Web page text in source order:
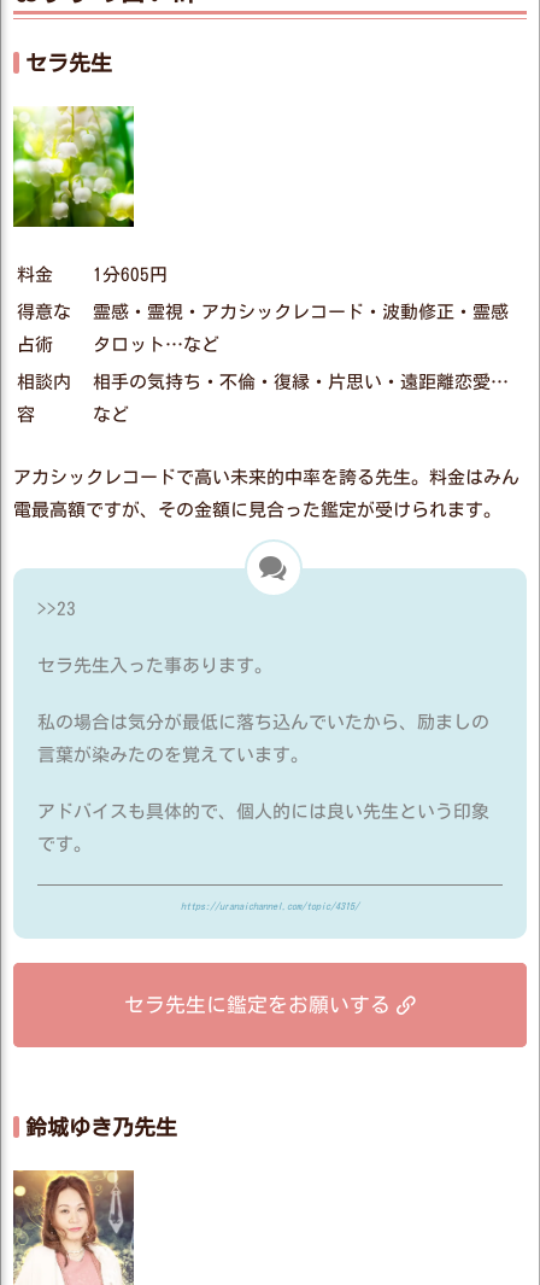
セラ先生
料金 1分605円
得意な
占術
霊感・霊視・アカシックレコード・波動修正・霊感
タロット…など
相談内
容
相手の気持ち・不倫・復縁・片思い・遠距離恋愛…
など
アカシックレコードで高い未来的中率を誇る先生。料金はみん
電最高額ですが、その金額に見合った鑑定が受けられます。
>>23
セラ先生入った事あります。
私の場合は気分が最低に落ち込んでいたから、励ましの
言葉が染みたのを覚えています。
アドバイスも具体的で、個人的には良い先生という印象
です。
https://uranaichannel.com/topic/4315/
セラ先生に鑑定をお願いする
鈴城ゆき乃先生